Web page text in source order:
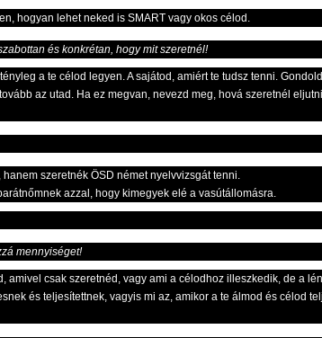
hogyan lehet neked is SMART vagy okos célod.
és konkrétan, hogy mit szeretnél!
a te célod legyen. A sajátod, amiért te tudsz tenni.
az utad. Ha ez megvan, nevezd meg, hová szeretnél
szeretnék ÖSD német nyelvvizsgát tenni.
azzal, hogy kimegyek elé a vasútállomásra.
mennyiséget!
amivel csak szeretnéd, vagy ami a célodhoz illeszkedik, de a
és teljesítettnek, vagyis mi az, amikor a te álmod és célod